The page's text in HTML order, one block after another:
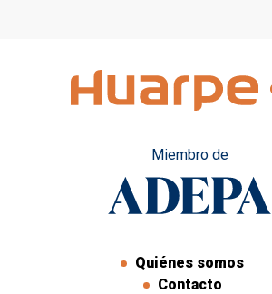
Miembro de
Quiénes somos
Contacto